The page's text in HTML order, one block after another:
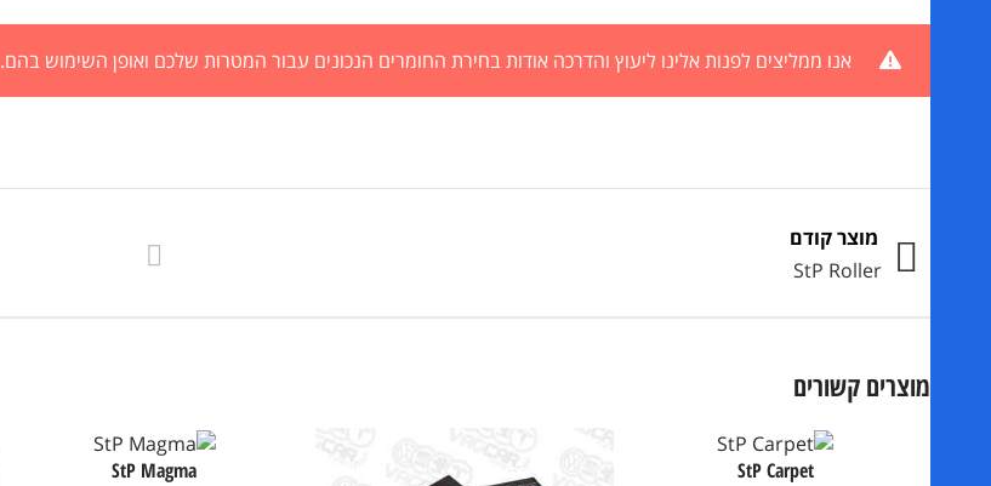
אנו ממליצים לפנות אלינו ליעוץ והדרכה אודות בחירת החומרים הנכונים עבור המטרות שלכם ואופן השימוש בהם.
מוצר קודם
StP Roller
מוצרים קשורים
StP Carpet
StP Magma